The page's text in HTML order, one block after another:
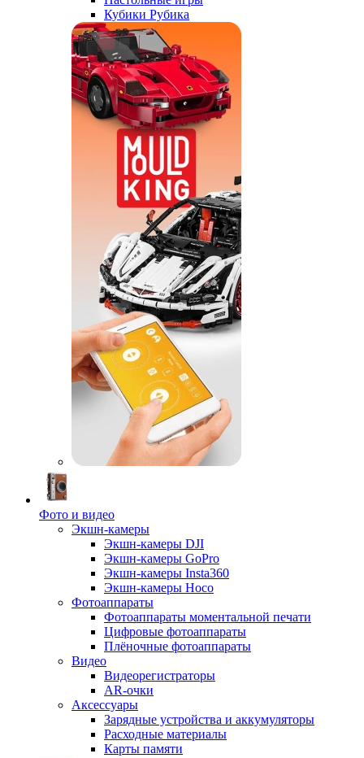
Кубики Рубика
Фото и видео
Экшн-камеры
Экшн-камеры DJI
Экшн-камеры GoPro
Экшн-камеры Insta360
Экшн-камеры Hoco
Фотоаппараты
Фотоаппараты моментальной печати
Цифровые фотоаппараты
Плёночные фотоаппараты
Видео
Видеорегистраторы
AR-очки
Аксессуары
Зарядные устройства и аккумуляторы
Расходные материалы
Карты памяти